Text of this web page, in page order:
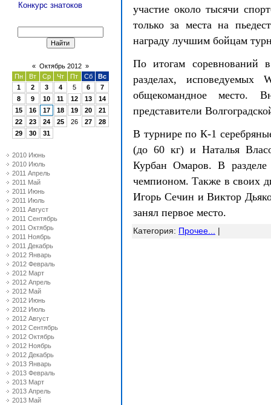
Конкурс знатоков
« Октябрь 2012 »
Пн
Вт Ср Чт Пт Сб
Вс
1
2 3 4 5 6
7
8
9 10 11 12 13
14
15
16 17 18 19 20
21
22
23 24 25 26 27
28
29
30 31
2010 Июнь
2010 Июль
2011 Апрель
2011 Май
2011 Июнь
2011 Июль
2011 Август
2011 Сентябрь
2011 Октябрь
2011 Ноябрь
2011 Декабрь
2012 Январь
2012 Февраль
2012 Март
2012 Апрель
2012 Май
2012 Июнь
2012 Июль
2012 Август
2012 Сентябрь
2012 Октябрь
2012 Ноябрь
2012 Декабрь
2013 Январь
2013 Февраль
2013 Март
2013 Апрель
2013 Май
участие около тысячи
только за места на
награду лучшим бойцам
По итогам соревнований
разделах, исповедуемых
общекомандное место.
представители
В турнире по К-1
(до 60 кг) и Наталья
Курбан Омаров. В
чемпионом. Также в своих
Игорь Сечин и Виктор
занял первое место.
Категория: Прочее... |